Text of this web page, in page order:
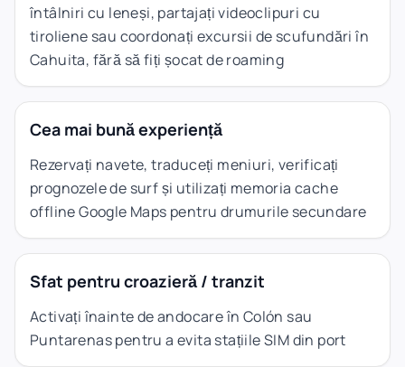
întâlniri cu leneși, partajați videoclipuri cu
tiroliene sau coordonați excursii de scufundări în
Cahuita, fără să fiți șocat de roaming
Cea mai bună experiență
Rezervați navete, traduceți meniuri, verificați
prognozele de surf și utilizați memoria cache
offline Google Maps pentru drumurile secundare
Sfat pentru croazieră / tranzit
Activați înainte de andocare în Colón sau
Puntarenas pentru a evita stațiile SIM din port